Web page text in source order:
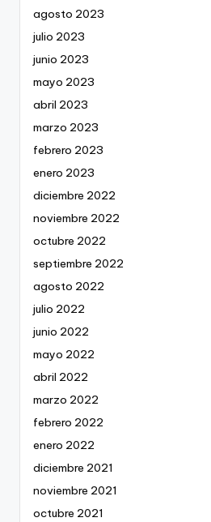
agosto 2023
julio 2023
junio 2023
mayo 2023
abril 2023
marzo 2023
febrero 2023
enero 2023
diciembre 2022
noviembre 2022
octubre 2022
septiembre 2022
agosto 2022
julio 2022
junio 2022
mayo 2022
abril 2022
marzo 2022
febrero 2022
enero 2022
diciembre 2021
noviembre 2021
octubre 2021